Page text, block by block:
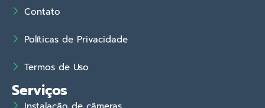
Contato
Políticas de Privacidade
Termos de Uso
Serviços